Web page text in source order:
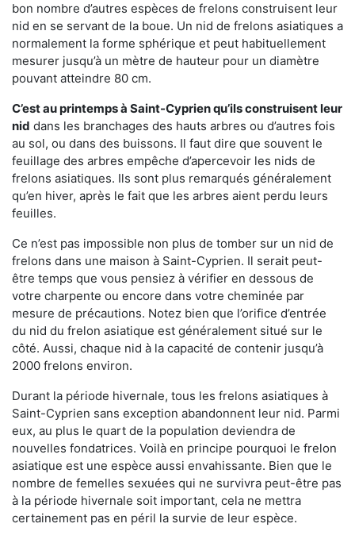
bon nombre d’autres espèces de frelons construisent leur
nid en se servant de la boue. Un nid de frelons asiatiques a
normalement la forme sphérique et peut habituellement
mesurer jusqu’à un mètre de hauteur pour un diamètre
pouvant atteindre 80 cm.
C’est au printemps à Saint-Cyprien qu’ils construisent leur
nid dans les branchages des hauts arbres ou d’autres fois
au sol, ou dans des buissons. Il faut dire que souvent le
feuillage des arbres empêche d’apercevoir les nids de
frelons asiatiques. Ils sont plus remarqués généralement
qu’en hiver, après le fait que les arbres aient perdu leurs
feuilles.
Ce n’est pas impossible non plus de tomber sur un nid de
frelons dans une maison à Saint-Cyprien. Il serait peut-
être temps que vous pensiez à vérifier en dessous de
votre charpente ou encore dans votre cheminée par
mesure de précautions. Notez bien que l’orifice d’entrée
du nid du frelon asiatique est généralement situé sur le
côté. Aussi, chaque nid à la capacité de contenir jusqu’à
2000 frelons environ.
Durant la période hivernale, tous les frelons asiatiques à
Saint-Cyprien sans exception abandonnent leur nid. Parmi
eux, au plus le quart de la population deviendra de
nouvelles fondatrices. Voilà en principe pourquoi le frelon
asiatique est une espèce aussi envahissante. Bien que le
nombre de femelles sexuées qui ne survivra peut-être pas
à la période hivernale soit important, cela ne mettra
certainement pas en péril la survie de leur espèce.